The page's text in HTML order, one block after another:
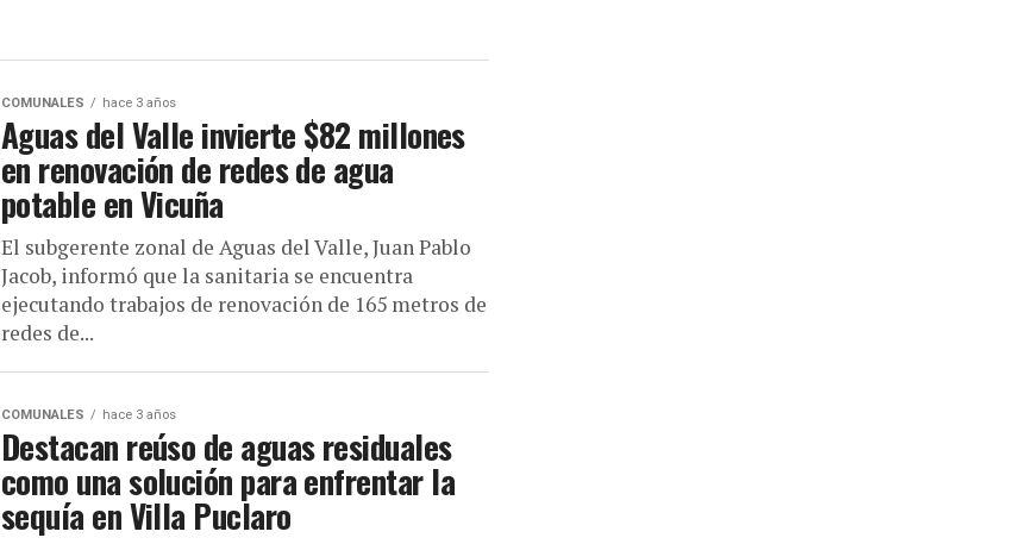
COMUNALES hace 3 años
Aguas del Valle invierte $82 millones
en renovación de redes de agua
potable en Vicuña
El subgerente zonal de Aguas del Valle, Juan Pablo
Jacob, informó que la sanitaria se encuentra
ejecutando trabajos de renovación de 165 metros de
redes de...
COMUNALES hace 3 años
Destacan reúso de aguas residuales
como una solución para enfrentar la
sequía en Villa Puclaro